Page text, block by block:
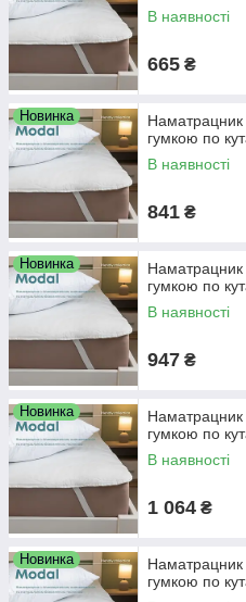
В наявності
665 ₴
Новинка
гумкою по
В наявності
841 ₴
Новинка
гумкою по
В наявності
947 ₴
Новинка
гумкою по
В наявності
1 064 ₴
Новинка
гумкою по